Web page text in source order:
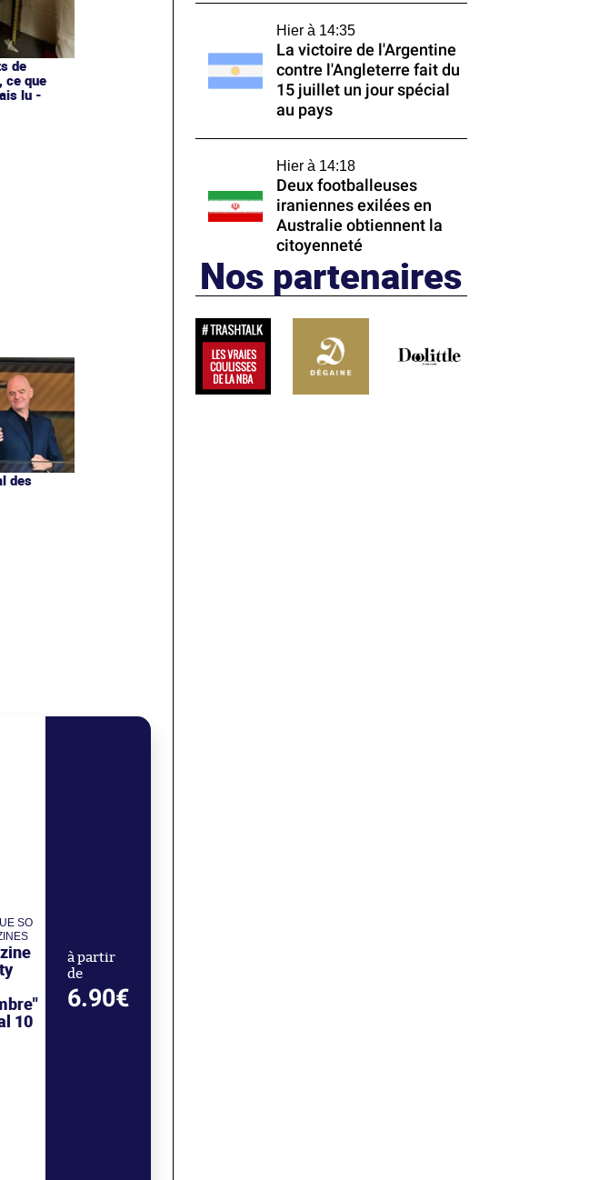
de
ce que
lu -
des
SO
10
à partir
de
6.90€
Hier à 14:35
La victoire de l'Argentine
contre l'Angleterre fait du
15 juillet un jour spécial
au pays
Hier à 14:18
Deux footballeuses
iraniennes exilées en
Australie obtiennent la
citoyenneté
Nos partenaires